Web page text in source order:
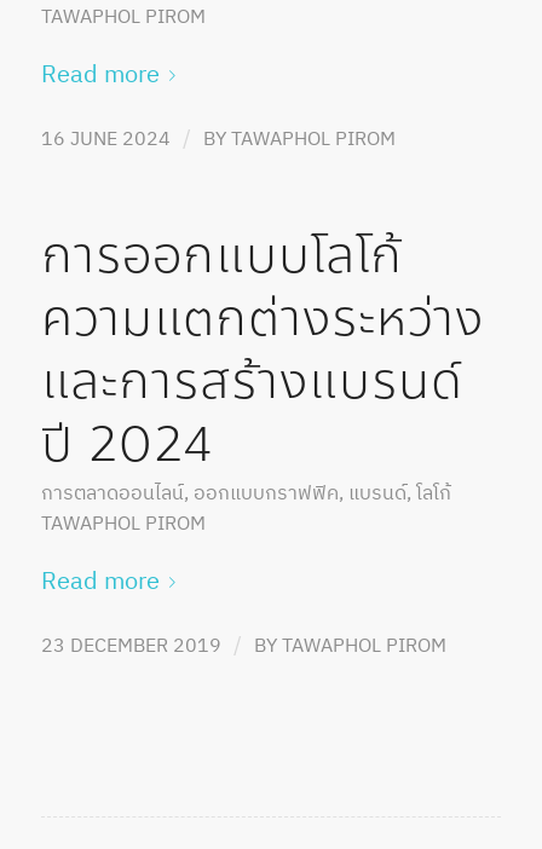
TAWAPHOL PIROM
Read more
16 JUNE 2024 / BYTAWAPHOL PIROM
การออกแบบโลโก้
ความแตกต่างระหว่าง
และการสร้างแบรนด์
ปี 2024
การตลาดออนไลน์, ออกแบบกราฟฟิค, แบรนด์, โลโก้
TAWAPHOL PIROM
Read more
23 DECEMBER 2019 / BYTAWAPHOL PIROM